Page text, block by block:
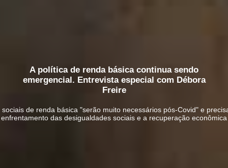
A política de renda básica continua sendo
emergencial. Entrevista especial com Débora
Freire
de renda básica "serão muito necessários pós-Covid" e
enfrentamento das desigualdades sociais e a recuperação econômica